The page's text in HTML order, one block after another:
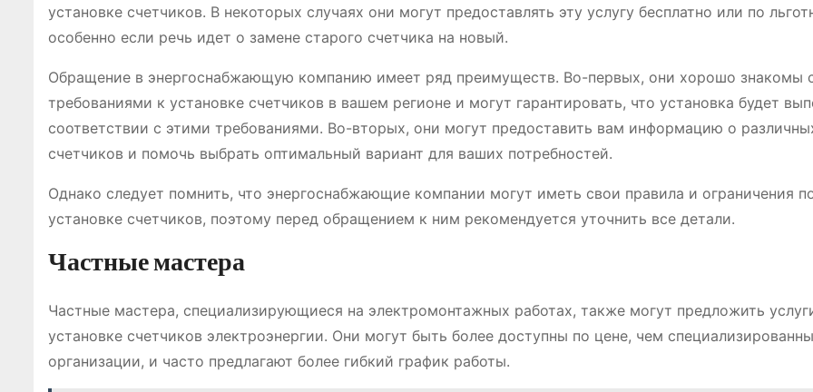
установке счетчиков. В некоторых случаях они могут предоставлять эту услугу бесплатно или по
особенно если речь идет о замене старого счетчика на новый.
Обращение в энергоснабжающую компанию имеет ряд преимуществ. Во-первых, они хорошо знакомы
требованиями к установке счетчиков в вашем регионе и могут гарантировать, что установка будет
соответствии с этими требованиями. Во-вторых, они могут предоставить вам информацию о
счетчиков и помочь выбрать оптимальный вариант для ваших потребностей.
Однако следует помнить, что энергоснабжающие компании могут иметь свои правила и ограничения
установке счетчиков, поэтому перед обращением к ним рекомендуется уточнить все детали.
Частные мастера
Частные мастера, специализирующиеся на электромонтажных работах, также могут предложить
установке счетчиков электроэнергии. Они могут быть более доступны по цене, чем
организации, и часто предлагают более гибкий график работы.